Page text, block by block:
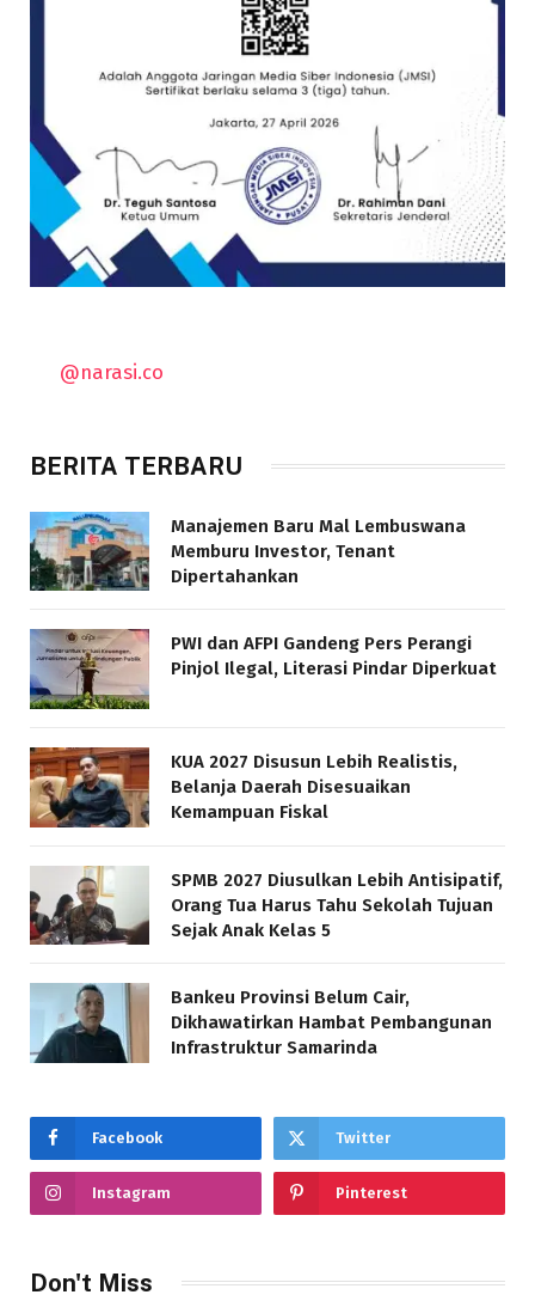
@narasi.co
BERITA TERBARU
Manajemen Baru Mal Lembuswana
Memburu Investor, Tenant
Dipertahankan
PWI dan AFPI Gandeng Pers Perangi
Pinjol Ilegal, Literasi Pindar Diperkuat
KUA 2027 Disusun Lebih Realistis,
Belanja Daerah Disesuaikan
Kemampuan Fiskal
SPMB 2027 Diusulkan Lebih Antisipatif,
Orang Tua Harus Tahu Sekolah Tujuan
Sejak Anak Kelas 5
Bankeu Provinsi Belum Cair,
Dikhawatirkan Hambat Pembangunan
Infrastruktur Samarinda
Facebook Twitter
Instagram Pinterest
Don't Miss